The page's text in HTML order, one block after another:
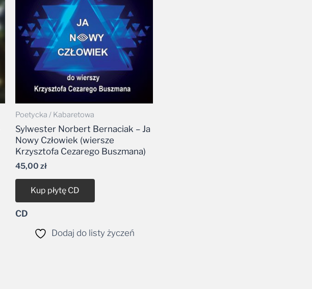
Poetycka / Kabaretowa
Sylwester Norbert Bernaciak – Ja
Nowy Człowiek (wiersze
Krzysztofa Cezarego Buszmana)
45,00 zł
Kup płytę CD
CD
Dodaj do listy życzeń